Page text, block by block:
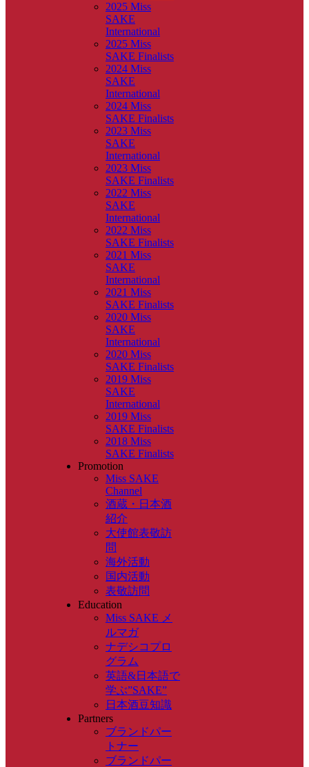
2025 Miss
SAKE
International
2025 Miss
SAKE Finalists
2024 Miss
SAKE
International
2024 Miss
SAKE Finalists
2023 Miss
SAKE
International
2023 Miss
SAKE Finalists
2022 Miss
SAKE
International
2022 Miss
SAKE Finalists
2021 Miss
SAKE
International
2021 Miss
SAKE Finalists
2020 Miss
SAKE
International
2020 Miss
SAKE Finalists
2019 Miss
SAKE
International
2019 Miss
SAKE Finalists
2018 Miss
SAKE Finalists
Promotion
Miss SAKE
Channel
酒蔵・日本酒
紹介
大使館表敬訪
問
海外活動
国内活動
表敬訪問
Education
Miss SAKE メ
ルマガ
ナデシコプロ
グラム
英語&日本語で
学ぶ”SAKE”
日本酒豆知識
Partners
ブランドパー
トナー
ブランドパー